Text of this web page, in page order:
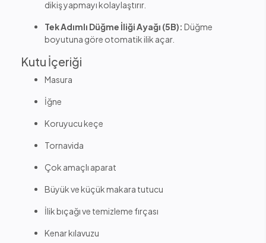
dikiş yapmayı kolaylaştırır.
Tek Adımlı Düğme İliği Ayağı (5B): Düğme
boyutuna göre otomatik ilik açar.
Kutu İçeriği
Masura
İğne
Koruyucu keçe
Tornavida
Çok amaçlı aparat
Büyük ve küçük makara tutucu
İlik bıçağı ve temizleme fırçası
Kenar kılavuzu